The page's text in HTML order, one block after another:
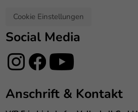
Cookie Einstellungen
Social Media
Anschrift & Kontakt